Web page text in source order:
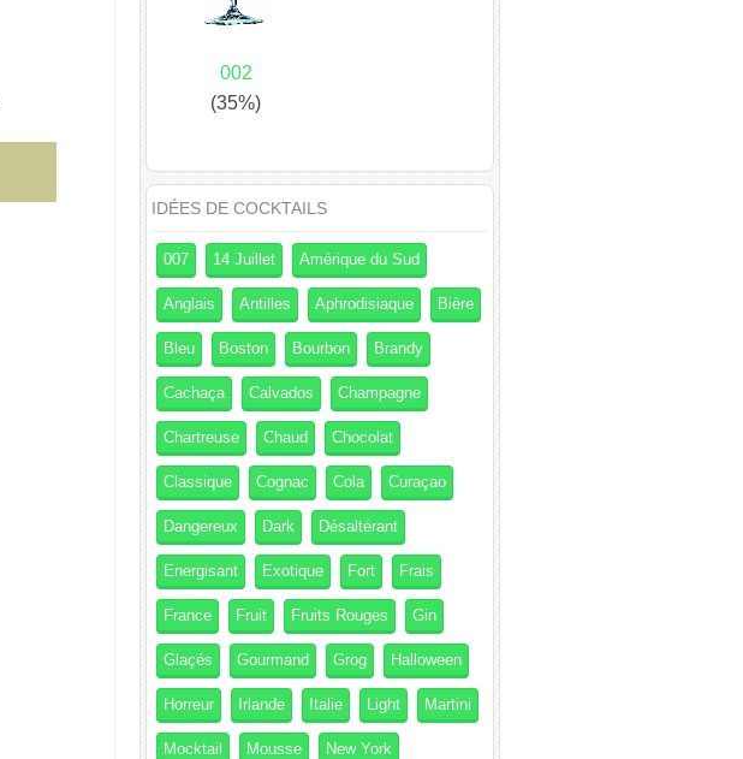
002
(35%)
IDÉES DE COCKTAILS
007 14 Juillet Amérique du Sud
Anglais Antilles Aphrodisiaque Bière
Bleu Boston Bourbon Brandy
Cachaça Calvados Champagne
Chartreuse Chaud Chocolat
Classique Cognac Cola Curaçao
Dangereux Dark Désaltérant
Energisant Exotique Fort Frais
France Fruit Fruits Rouges Gin
Glaçés Gourmand Grog Halloween
Horreur Irlande Italie Light Martini
Mocktail Mousse New York